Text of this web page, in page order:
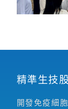
精準生技
開發免疫細